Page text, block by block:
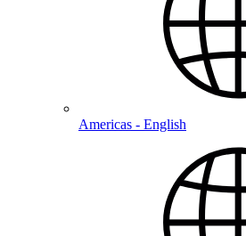
Americas - English